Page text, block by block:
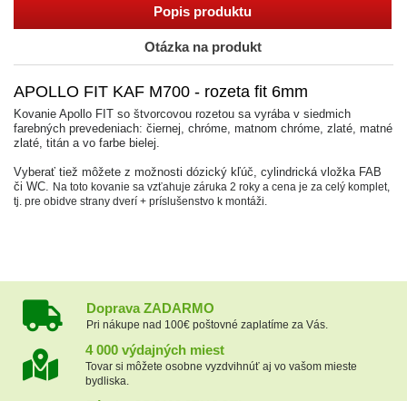
Popis produktu
Otázka na produkt
APOLLO FIT KAF M700 - rozeta fit 6mm
Kovanie Apollo FIT so štvorcovou rozetou sa vyrába v siedmich
farebných prevedeniach: čiernej, chróme, matnom chróme, zlaté, matné
zlaté, titán a vo farbe bielej.
Vyberať tiež môžete z možnosti dózický kľúč, cylindrická vložka FAB
či WC.
Na toto kovanie sa vzťahuje záruka 2 roky a cena je za celý komplet,
tj. pre obidve strany dverí + príslušenstvo k montáži.
Doprava ZADARMO
Pri nákupe nad 100€ poštovné zaplatíme za Vás.
4 000 výdajných miest
Tovar si môžete osobne vyzdvihnúť aj vo vašom mieste
bydliska.